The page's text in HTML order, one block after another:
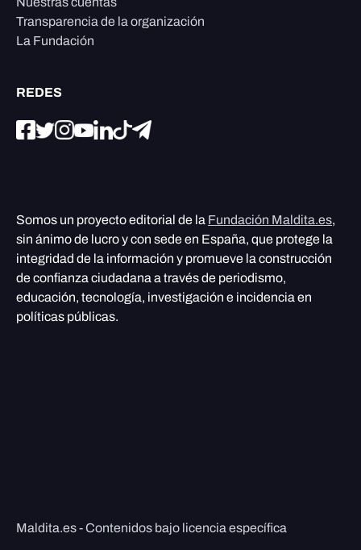
Transparencia de la organización
La Fundación
REDES
Somos un proyecto editorial de la Fundación Maldita.es,
sin ánimo de lucro y con sede en España, que protege la
integridad de la información y promueve la construcción
de confianza ciudadana a través de periodismo,
educación, tecnología, investigación e incidencia en
políticas públicas.
Maldita.es - Contenidos bajo licencia específica